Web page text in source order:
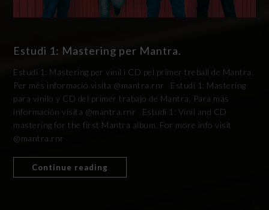
Estudi 1: Mastering per Mantra.
Estudi 1: Mastering per vinil i CD pel primer treball de Mantra.
Per més informació visita @mantra.rnr Estudi 1: Mastering
para vinilo y CD del primer trabajo de Mantra. Para más
información visita @mantra.rnr Estudi 1: Vinil and CD
mastering for the first Mantra album. For more info visit
@mantra.rnr
Continue reading